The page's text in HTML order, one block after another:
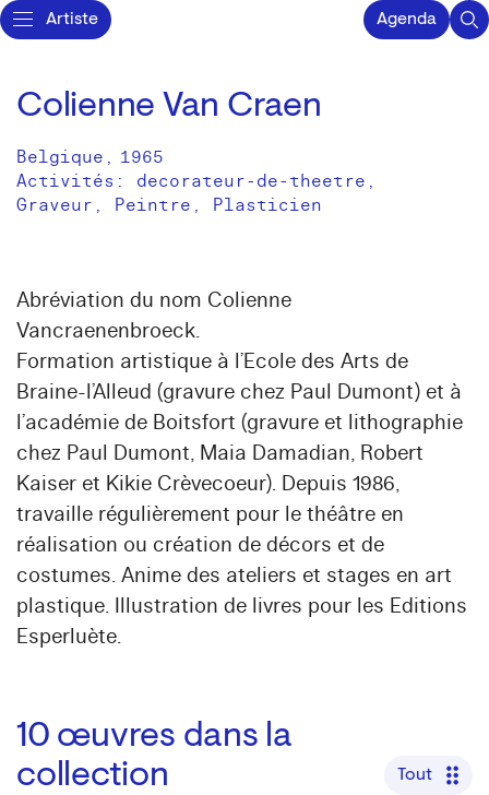
Artiste Agenda
Colienne Van Craen
Belgique , 1965
Activités: decorateur-de-theetre
Graveur
Peintre Plasticien
Abréviation du nom Colienne
Vancraenenbroeck.
Formation artistique à l’Ecole des Arts de
Braine-l’Alleud (gravure chez Paul Dumont) et à
l’académie de Boitsfort (gravure et lithographie
chez Paul Dumont, Maia Damadian, Robert
Kaiser et Kikie Crèvecoeur). Depuis 1986,
travaille régulièrement pour le théâtre en
réalisation ou création de décors et de
costumes. Anime des ateliers et stages en art
plastique. Illustration de livres pour les Editions
Esperluète.
10 œuvres dans la
collection
Tout